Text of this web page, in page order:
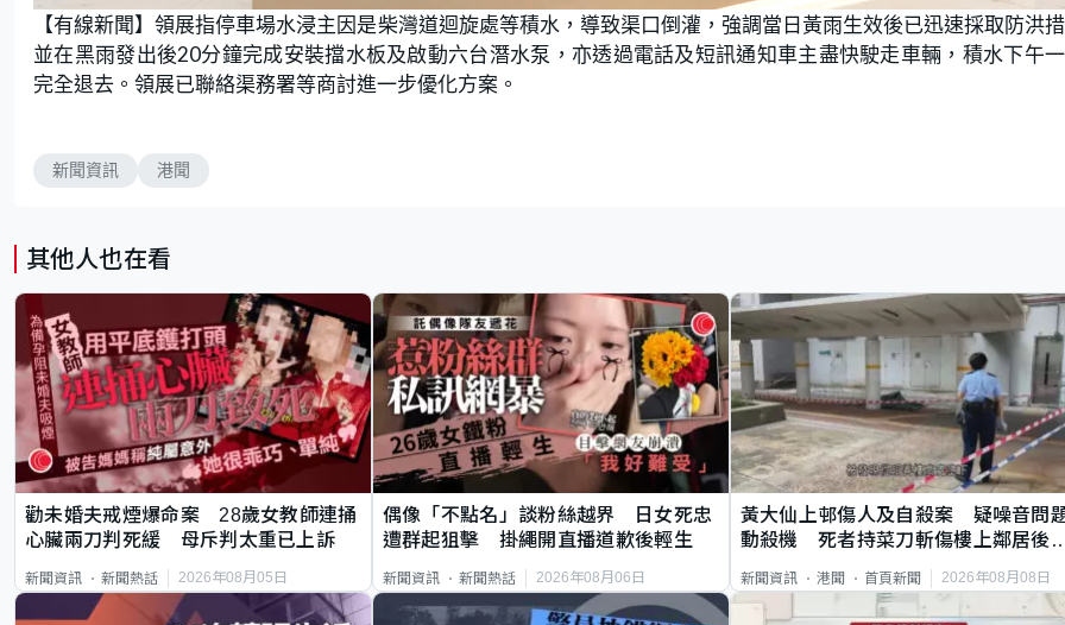
n
m
u
t
e
a
d
e
d
:
8
1
【有線新聞】領展指停車場水浸主因是柴灣道迴旋處等積水，導致渠口倒灌，強調當日黃雨生效後已迅速採取防洪
並在黑雨發出後20分鐘完成安裝擋水板及啟動六台潛水泵，亦透過電話及短訊通知車主盡快駛走車輛，積水下午
完全退去。領展已聯絡渠務署等商討進一步優化方案。
新聞資訊 港聞
其他人也在看
勸未婚夫戒煙爆命案 28歲女教師連捅
心臟兩刀判死緩 母斥判太重已上訴
新聞資訊 新聞熱話 2026年08月05日
偶像「不點名」談粉絲越界 日女死忠
遭群起狙擊 掛繩開直播道歉後輕生
新聞資訊 新聞熱話 2026年08月06日
黃大仙上邨傷人及自殺案 疑噪音問
動殺機 死者持菜刀斬傷樓上鄰居後
新聞資訊 港聞 首頁新聞 2026年08月08日